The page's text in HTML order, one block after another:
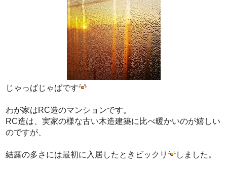
じゃっばじゃばです
わが家はRC造のマンションです。
RC造は、実家の様な古い木造建築に比べ暖かいのが嬉しい
のですが、
結露の多さには最初に入居したときビックリ しました。